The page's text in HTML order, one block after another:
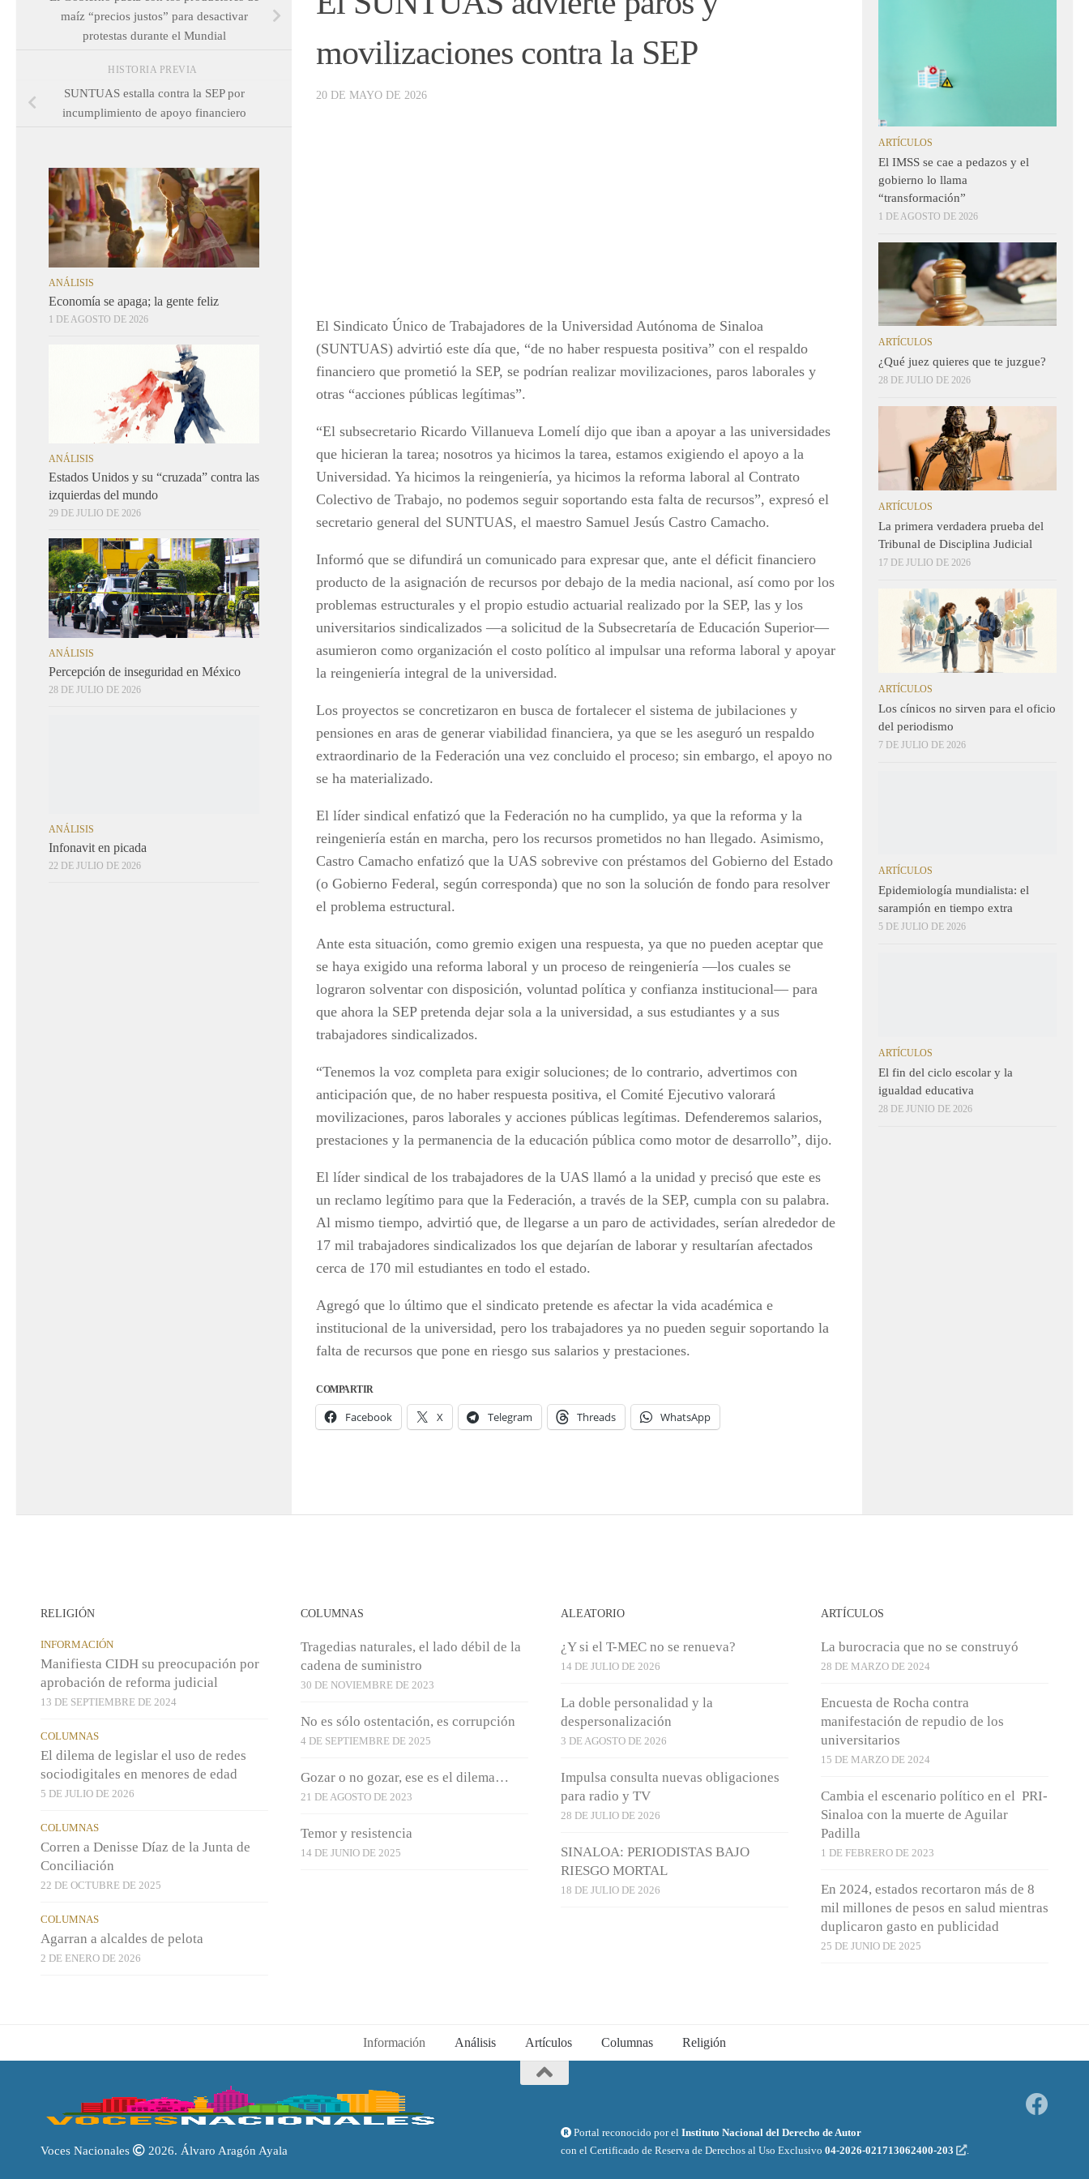
movilizaciones contra la SEP
20 DE MAYO DE 2026
El Sindicato Único de Trabajadores de la Universidad Autónoma de Sinaloa
(SUNTUAS) advirtió este día que, “de no haber respuesta positiva” con el respaldo
financiero que prometió la SEP, se podrían realizar movilizaciones, paros laborales y
otras “acciones públicas legítimas”.
“El subsecretario Ricardo Villanueva Lomelí dijo que iban a apoyar a las universidades
que hicieran la tarea; nosotros ya hicimos la tarea, estamos exigiendo el apoyo a la
Universidad. Ya hicimos la reingeniería, ya hicimos la reforma laboral al Contrato
Colectivo de Trabajo, no podemos seguir soportando esta falta de recursos”, expresó el
secretario general del SUNTUAS, el maestro Samuel Jesús Castro Camacho.
Informó que se difundirá un comunicado para expresar que, ante el déficit financiero
producto de la asignación de recursos por debajo de la media nacional, así como por los
problemas estructurales y el propio estudio actuarial realizado por la SEP, las y los
universitarios sindicalizados —a solicitud de la Subsecretaría de Educación Superior—
asumieron como organización el costo político al impulsar una reforma laboral y apoyar
la reingeniería integral de la universidad.
Los proyectos se concretizaron en busca de fortalecer el sistema de jubilaciones y
pensiones en aras de generar viabilidad financiera, ya que se les aseguró un respaldo
extraordinario de la Federación una vez concluido el proceso; sin embargo, el apoyo no
se ha materializado.
El líder sindical enfatizó que la Federación no ha cumplido, ya que la reforma y la
reingeniería están en marcha, pero los recursos prometidos no han llegado. Asimismo,
Castro Camacho enfatizó que la UAS sobrevive con préstamos del Gobierno del Estado
(o Gobierno Federal, según corresponda) que no son la solución de fondo para resolver
el problema estructural.
Ante esta situación, como gremio exigen una respuesta, ya que no pueden aceptar que
se haya exigido una reforma laboral y un proceso de reingeniería —los cuales se
lograron solventar con disposición, voluntad política y confianza institucional— para
que ahora la SEP pretenda dejar sola a la universidad, a sus estudiantes y a sus
trabajadores sindicalizados.
“Tenemos la voz completa para exigir soluciones; de lo contrario, advertimos con
anticipación que, de no haber respuesta positiva, el Comité Ejecutivo valorará
movilizaciones, paros laborales y acciones públicas legítimas. Defenderemos salarios,
prestaciones y la permanencia de la educación pública como motor de desarrollo”, dijo.
El líder sindical de los trabajadores de la UAS llamó a la unidad y precisó que este es
un reclamo legítimo para que la Federación, a través de la SEP, cumpla con su palabra.
Al mismo tiempo, advirtió que, de llegarse a un paro de actividades, serían alrededor de
17 mil trabajadores sindicalizados los que dejarían de laborar y resultarían afectados
cerca de 170 mil estudiantes en todo el estado.
Agregó que lo último que el sindicato pretende es afectar la vida académica e
institucional de la universidad, pero los trabajadores ya no pueden seguir soportando la
falta de recursos que pone en riesgo sus salarios y prestaciones.
COMPARTIR
Facebook X Telegram Threads WhatsApp
maíz “precios justos” para desactivar
protestas durante el Mundial
HISTORIA PREVIA
SUNTUAS estalla contra la SEP por
incumplimiento de apoyo financiero
ANÁLISIS
Economía se apaga; la gente feliz
1 DE AGOSTO DE 2026
ANÁLISIS
Estados Unidos y su “cruzada” contra las
izquierdas del mundo
29 DE JULIO DE 2026
ANÁLISIS
Percepción de inseguridad en México
28 DE JULIO DE 2026
ARTÍCULOS
El IMSS se cae a pedazos y el
gobierno lo llama
“transformación”
1 DE AGOSTO DE 2026
ARTÍCULOS
¿Qué juez quieres que te juzgue?
28 DE JULIO DE 2026
ARTÍCULOS
La primera verdadera prueba del
Tribunal de Disciplina Judicial
17 DE JULIO DE 2026
ARTÍCULOS
Los cínicos no sirven para el oficio
del periodismo
7 DE JULIO DE 2026
ARTÍCULOS
Epidemiología mundialista: el
sarampión en tiempo extra
5 DE JULIO DE 2026
ARTÍCULOS
El fin del ciclo escolar y la
igualdad educativa
28 DE JUNIO DE 2026
RELIGIÓN
INFORMACIÓN
Manifiesta CIDH su preocupación por
aprobación de reforma judicial
13 DE SEPTIEMBRE DE 2024
COLUMNAS
El dilema de legislar el uso de redes
sociodigitales en menores de edad
5 DE JULIO DE 2026
COLUMNAS
Corren a Denisse Díaz de la Junta de
Conciliación
22 DE OCTUBRE DE 2025
COLUMNAS
Agarran a alcaldes de pelota
2 DE ENERO DE 2026
COLUMNAS
Tragedias naturales, el lado débil de la
cadena de suministro
30 DE NOVIEMBRE DE 2023
No es sólo ostentación, es corrupción
4 DE SEPTIEMBRE DE 2025
Gozar o no gozar, ese es el dilema…
21 DE AGOSTO DE 2023
Temor y resistencia
14 DE JUNIO DE 2025
ALEATORIO
¿Y si el T-MEC no se renueva?
14 DE JULIO DE 2026
La doble personalidad y la
despersonalización
3 DE AGOSTO DE 2026
Impulsa consulta nuevas obligaciones
para radio y TV
28 DE JULIO DE 2026
SINALOA: PERIODISTAS BAJO
RIESGO MORTAL
18 DE JULIO DE 2026
ARTÍCULOS
La burocracia que no se construyó
28 DE MARZO DE 2024
Encuesta de Rocha contra
manifestación de repudio de los
universitarios
15 DE MARZO DE 2024
Cambia el escenario político en el PRI-
Sinaloa con la muerte de Aguilar
Padilla
1 DE FEBRERO DE 2023
En 2024, estados recortaron más de 8
mil millones de pesos en salud mientras
duplicaron gasto en publicidad
25 DE JUNIO DE 2025
Información Análisis Artículos Columnas Religión
Voces Nacionales 2026. Álvaro Aragón Ayala
Portal reconocido por elInstituto Nacional del Derecho de Autor
con el Certificado de Reserva de Derechos al Uso Exclusivo 04-2026-021713062400-203 .